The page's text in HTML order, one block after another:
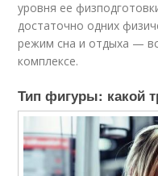
уровня ее
достаточно одних
режим сна и отдыха —
комплексе.
Тип фигуры: какой